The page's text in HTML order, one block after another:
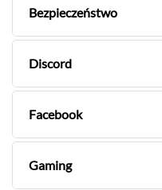
Bezpieczeństwo
Discord
Facebook
Gaming